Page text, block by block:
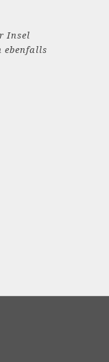
Insel